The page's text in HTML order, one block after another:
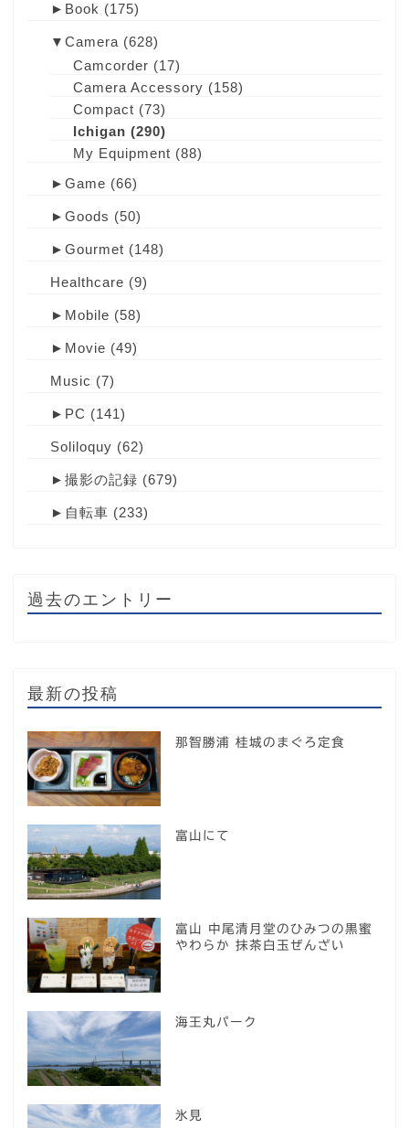
► Book (175)
▼ Camera (628)
Camcorder (17)
Camera Accessory (158)
Compact (73)
Ichigan (290)
My Equipment (88)
► Game (66)
► Goods (50)
► Gourmet (148)
Healthcare (9)
► Mobile (58)
► Movie (49)
Music (7)
► PC (141)
Soliloquy (62)
► 撮影の記録 (679)
► 自転車 (233)
過去のエントリー
最新の投稿
那智勝浦 桂城のまぐろ定食
富山にて
富山 中尾清月堂のひみつの黒蜜
やわらか 抹茶白玉ぜんざい
海王丸パーク
氷見